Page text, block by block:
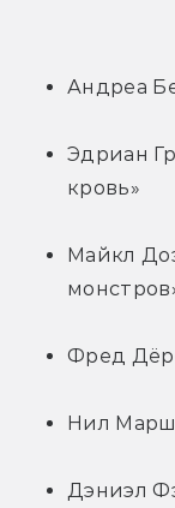
Андреа
Эдриан
кровь»
Майкл
Фред
Нил
Дэниэл